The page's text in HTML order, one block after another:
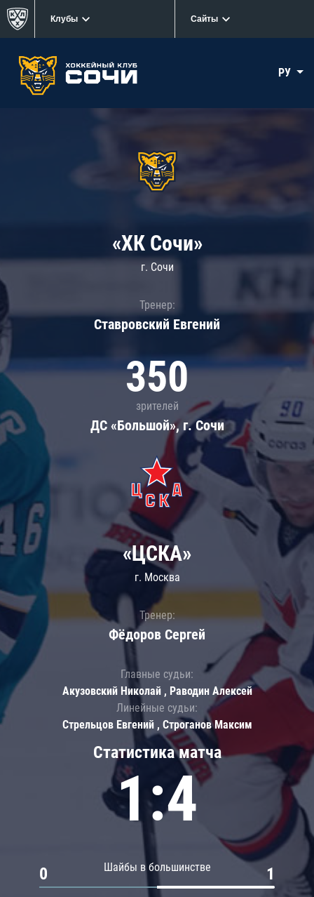
Клубы Сайты
РУ
«ХК Сочи»
г. Сочи
Тренер:
Ставровский Евгений
350
зрителей
ДС «Большой», г. Сочи
Статистика матча
1:4
Шайбы в большинстве
0 1
«ЦСКА»
г. Москва
Тренер:
Фёдоров Сергей
Главные судьи:
Акузовский Николай , Раводин Алексей
Линейные судьи:
Стрельцов Евгений , Строганов Максим